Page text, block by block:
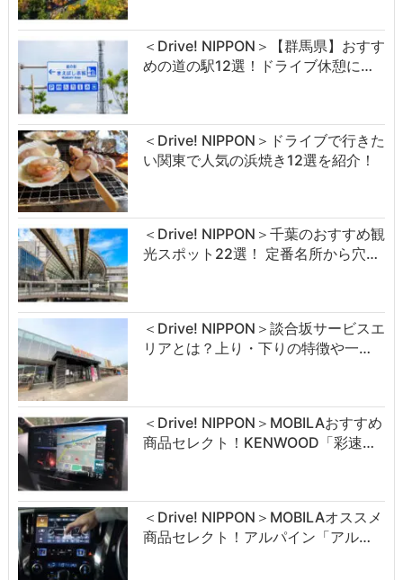
＜Drive! NIPPON＞【群馬県】おすす
めの道の駅12選！ドライブ休憩に…
＜Drive! NIPPON＞ドライブで行きた
い関東で人気の浜焼き12選を紹介！
＜Drive! NIPPON＞千葉のおすすめ観
光スポット22選！ 定番名所から穴…
＜Drive! NIPPON＞談合坂サービスエ
リアとは？上り・下りの特徴や一…
＜Drive! NIPPON＞MOBILAおすすめ
商品セレクト！KENWOOD「彩速…
＜Drive! NIPPON＞MOBILAオススメ
商品セレクト！アルパイン「アル…